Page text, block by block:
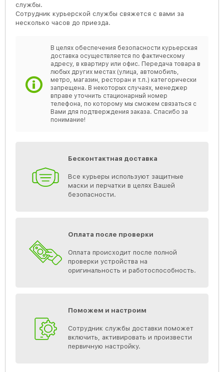
службы.
Сотрудник курьерской службы свяжется с вами за
несколько часов до приезда.
В целях обеспечения безопасности курьерская
доставка осуществляется по фактическому
адресу, в квартиру или офис. Передача товара в
любых других местах (улица, автомобиль,
метро, магазин, ресторан и т.п.) категорически
запрещена. В некоторых случаях, менеджер
вправе уточнить стационарный номер
телефона, по которому мы сможем связаться с
Вами для подтверждения заказа. Спасибо за
понимание!
Бесконтактная доставка
Все курьеры используют защитные
маски и перчатки в целях Вашей
безопасности.
Оплата после проверки
Оплата происходит после полной
проверки устройства на
оригинальность и работоспособность.
Поможем и настроим
Сотрудник службы доставки поможет
включить, активировать и произвести
первичную настройку.